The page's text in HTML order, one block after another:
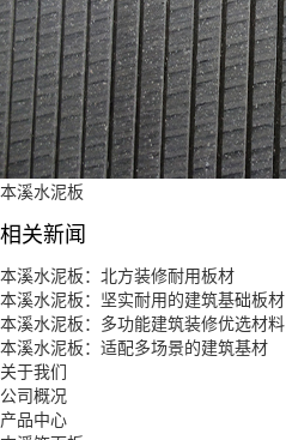
本溪水泥板
相关新闻
本溪水泥板：北方装修耐用板材
本溪水泥板：坚实耐用的建筑基础板材
本溪水泥板：多功能建筑装修优选材料
本溪水泥板：适配多场景的建筑基材
关于我们
公司概况
产品中心